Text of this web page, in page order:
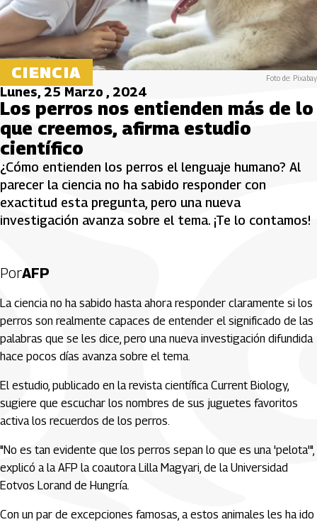
CIENCIA Foto de: Pixabay
Lunes, 25 Marzo , 2024
Los perros nos entienden más de lo
que creemos, afirma estudio
científico
¿Cómo entienden los perros el lenguaje humano? Al
parecer la ciencia no ha sabido responder con
exactitud esta pregunta, pero una nueva
investigación avanza sobre el tema. ¡Te lo contamos!
PorAFP
La ciencia no ha sabido hasta ahora responder claramente si los
perros son realmente capaces de entender el significado de las
palabras que se les dice, pero una nueva investigación difundida
hace pocos días avanza sobre el tema.
El estudio, publicado en la revista científica Current Biology,
sugiere que escuchar los nombres de sus juguetes favoritos
activa los recuerdos de los perros.
"No es tan evidente que los perros sepan lo que es una 'pelota'",
explicó a la AFP la coautora Lilla Magyari, de la Universidad
Eotvos Lorand de Hungría.
Con un par de excepciones famosas, a estos animales les ha ido